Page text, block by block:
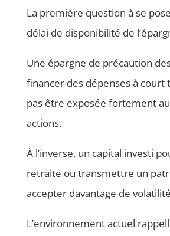
La première question à se
délai de disponibilité de
Une épargne de précaution
financer des dépenses à
pas être exposée fortement
actions.
À l’inverse, un capital investi
retraite ou transmettre un
accepter davantage de
L’environnement actuel